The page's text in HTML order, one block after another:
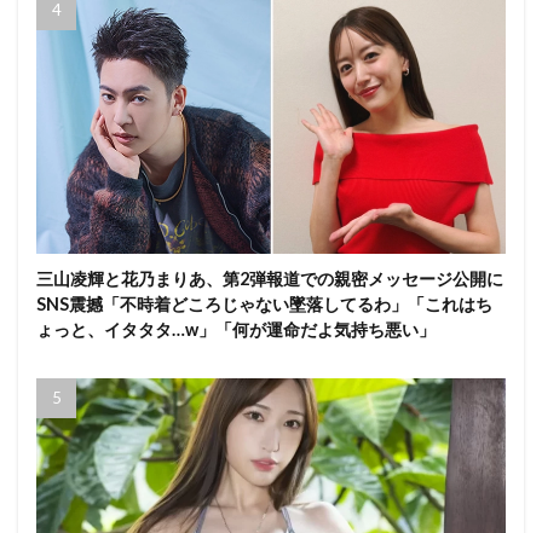
三山凌輝と花乃まりあ、第2弾報道での親密メッセージ公開に
SNS震撼「不時着どころじゃない墜落してるわ」「これはち
ょっと、イタタタ…w」「何が運命だよ気持ち悪い」